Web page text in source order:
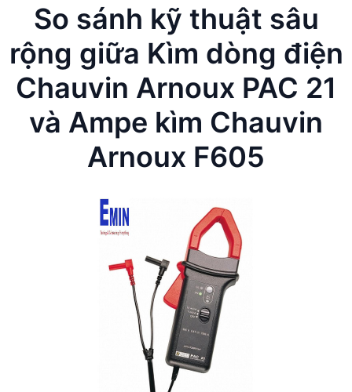
So sánh kỹ thuật sâu
rộng giữa Kìm dòng điện
Chauvin Arnoux PAC 21
và Ampe kìm Chauvin
Arnoux F605